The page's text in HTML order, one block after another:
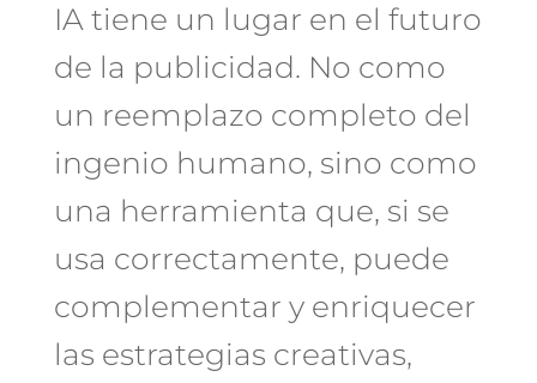
IA tiene un lugar en el futuro
de la publicidad. No como
un reemplazo completo del
ingenio humano, sino como
una herramienta que, si se
usa correctamente, puede
complementar y enriquecer
las estrategias creativas,